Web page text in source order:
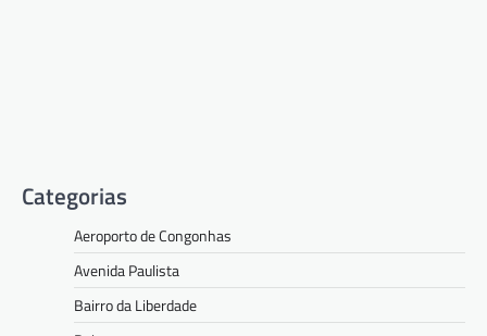
Categorias
Aeroporto de Congonhas
Avenida Paulista
Bairro da Liberdade